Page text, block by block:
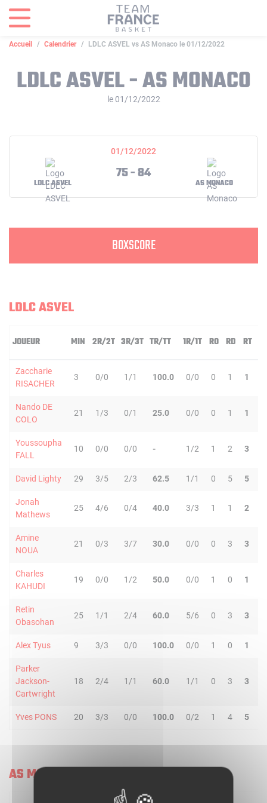
Accueil Calendrier LDLC ASVEL vs AS Monaco le 01/12/2022
LDLC ASVEL - AS MONACO
le 01/12/2022
01/12/2022
LDLC ASVEL
75 - 84
AS MONACO
BOXSCORE
LDLC ASVEL
JOUEUR MIN 2R/2T 3R/3T TR/TT 1R/1T RO RD RT
Zaccharie
RISACHER
3 0/0 1/1 100.0 0/0 0 1 1
Nando DE
COLO
21 1/3 0/1 25.0 0/0 0 1 1
Youssoupha
FALL
10 0/0 0/0 - 1/2 1 2 3
David Lighty 29 3/5 2/3 62.5 1/1 0 5 5
Jonah
Mathews
25 4/6 0/4 40.0 3/3 1 1 2
Amine
NOUA
21 0/3 3/7 30.0 0/0 0 3 3
Charles
KAHUDI
19 0/0 1/2 50.0 0/0 1 0 1
Retin
Obasohan
25 1/1 2/4 60.0 5/6 0 3 3
Alex Tyus 9 3/3 0/0 100.0 0/0 1 0 1
Parker
Jackson-
Cartwright
18 2/4 1/1 60.0 1/1 0 3 3
Yves PONS 20 3/3 0/0 100.0 0/2 1 4 5
AS MONACO
Panneau de gestion des cookies